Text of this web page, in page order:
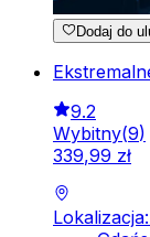
Dodaj do
9.2
Wybitny(9)
339,99 zł